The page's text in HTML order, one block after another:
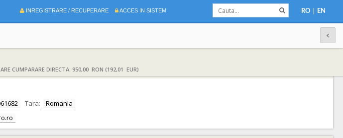
INREGISTRARE / RECUPERARE ACCES IN SISTEM RO | EN
CUMPARARE DIRECTA: 950,00 RON (192,01 EUR)
Tara:
Romania